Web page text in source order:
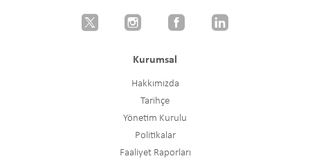
Kurumsal
Hakkımızda
Tarihçe
Yönetim Kurulu
Politikalar
Faaliyet Raporları